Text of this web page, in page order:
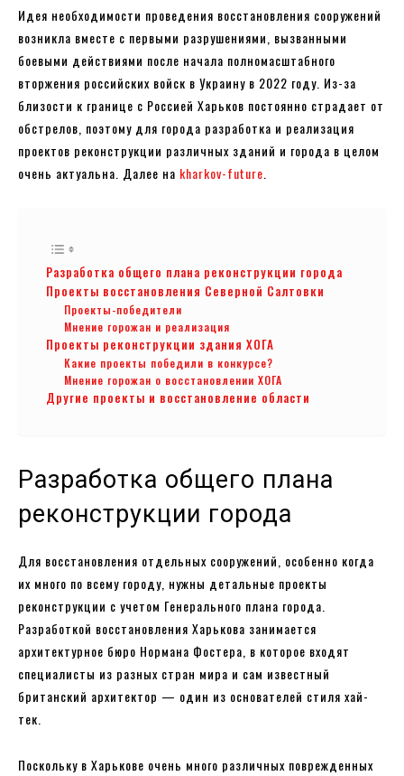
Идея необходимости проведения восстановления сооружений
возникла вместе с первыми разрушениями, вызванными
боевыми действиями после начала полномасштабного
вторжения российских войск в Украину в 2022 году. Из-за
близости к границе с Россией Харьков постоянно страдает от
обстрелов, поэтому для города разработка и реализация
проектов реконструкции различных зданий и города в целом
очень актуальна. Далее на kharkov-future
Разработка общего плана реконструкции города
Проекты восстановления Северной Салтовки
Проекты-победители
Мнение горожан и реализация
Проекты реконструкции здания ХОГА
Какие проекты победили в конкурсе?
Мнение горожан о восстановлении ХОГА
Другие проекты и восстановление области
Разработка общего плана
реконструкции города
Для восстановления отдельных сооружений, особенно когда
их много по всему городу, нужны детальные проекты
реконструкции с учетом Генерального плана города.
Разработкой восстановления Харькова занимается
архитектурное бюро Нормана Фостера, в которое входят
специалисты из разных стран мира и сам известный
британский архитектор — один из основателей стиля хай-
тек.
Поскольку в Харькове очень много различных поврежденных